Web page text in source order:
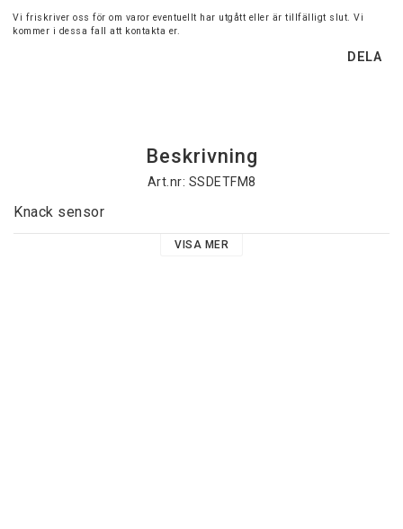
Vi friskriver oss för om varor eventuellt har utgått eller är tillfälligt slut. Vi
kommer i dessa fall att kontakta er.
DELA
Beskrivning
Art.nr: SSDETFM8
Knack sensor
VISA MER